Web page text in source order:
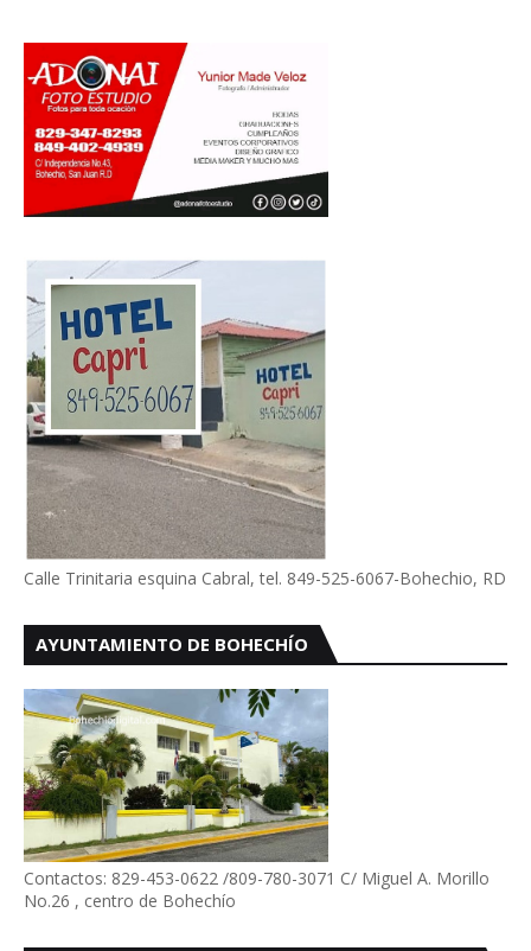
Calle Trinitaria esquina Cabral, tel. 849-525-6067-Bohechio, RD
AYUNTAMIENTO DE BOHECHÍO
Contactos: 829-453-0622 /809-780-3071 C/ Miguel A. Morillo
No.26 , centro de Bohechío